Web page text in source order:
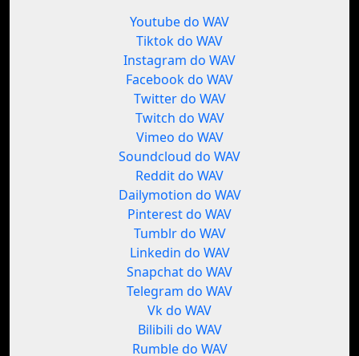
Youtube do WAV
Tiktok do WAV
Instagram do WAV
Facebook do WAV
Twitter do WAV
Twitch do WAV
Vimeo do WAV
Soundcloud do WAV
Reddit do WAV
Dailymotion do WAV
Pinterest do WAV
Tumblr do WAV
Linkedin do WAV
Snapchat do WAV
Telegram do WAV
Vk do WAV
Bilibili do WAV
Rumble do WAV